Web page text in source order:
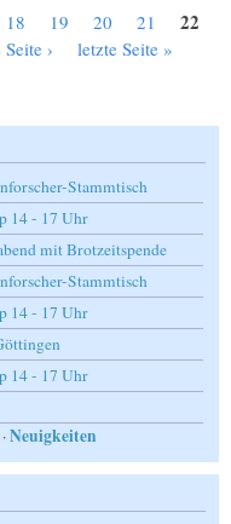
18 19 20 21 22
›
letzte Seite »
Stammtisch
14 - 17 Uhr
mit Brotzeitspende
Stammtisch
14 - 17 Uhr
14 - 17 Uhr
·Neuigkeiten